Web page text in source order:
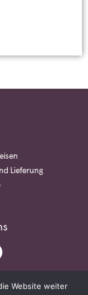
Lieferung
Website weiter